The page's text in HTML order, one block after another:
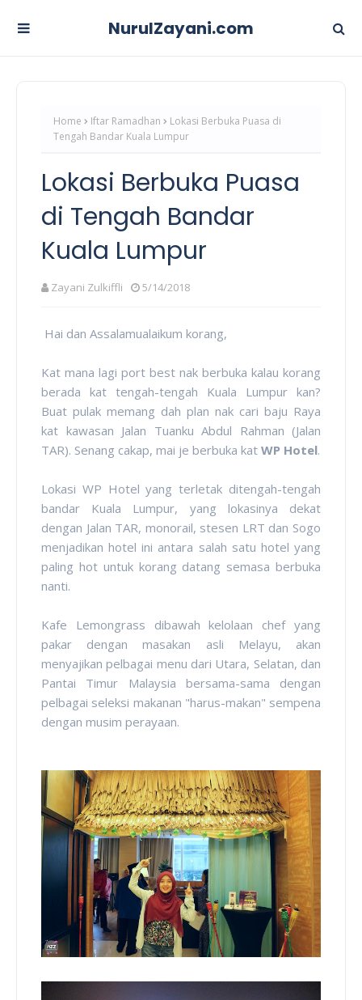
NurulZayani.com
Home Iftar Ramadhan
Lokasi Berbuka Puasa di
Tengah Bandar Kuala Lumpur
Lokasi Berbuka Puasa
di Tengah Bandar
Kuala Lumpur
Zayani Zulkiffli 5/14/2018
Hai dan Assalamualaikum korang,
Kat mana lagi port best nak berbuka kalau korang
berada kat tengah-tengah Kuala Lumpur kan?
Buat pulak memang dah plan nak cari baju Raya
kat kawasan Jalan Tuanku Abdul Rahman (Jalan
TAR). Senang cakap, mai je berbuka kat WP Hotel.
Lokasi WP Hotel yang terletak ditengah-tengah
bandar Kuala Lumpur, yang lokasinya dekat
dengan Jalan TAR, monorail, stesen LRT dan Sogo
menjadikan hotel ini antara salah satu hotel yang
paling hot untuk korang datang semasa berbuka
nanti.
Kafe Lemongrass dibawah kelolaan chef yang
pakar dengan masakan asli Melayu, akan
menyajikan pelbagai menu dari Utara, Selatan, dan
Pantai Timur Malaysia bersama-sama dengan
pelbagai seleksi makanan "harus-makan" sempena
dengan musim perayaan.